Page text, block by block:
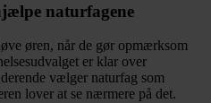
naturfagene
øren, når de gør opmærksom
er klar over
vælger naturfag som
lover at se nærmere på det.